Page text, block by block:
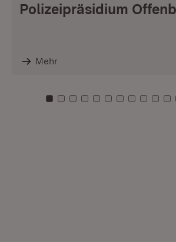
Polizeipräsidium
Mehr
Zu Kachel: 0
Zu Kachel: 1
Zu Kachel: 2
Zu Kachel: 3
Zu Kachel: 4
Zu Kachel: 5
Zu Kachel:
ZuZuZu